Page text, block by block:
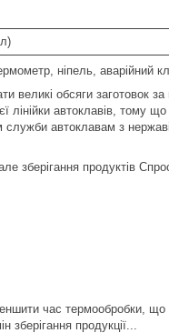
ніпель, аварійний
великі обсяги заготовок
лінійки автоклавів, тому
служби автоклавам з
зберігання продуктів
час термообробки, що
продукції...